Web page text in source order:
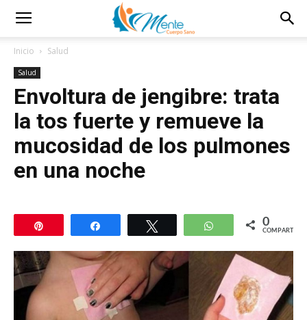
Inicio Salud
Salud
Envoltura de jengibre: trata
la tos fuerte y remueve la
mucosidad de los pulmones
en una noche
Compartir WhatsApp
0
COMPARTIR